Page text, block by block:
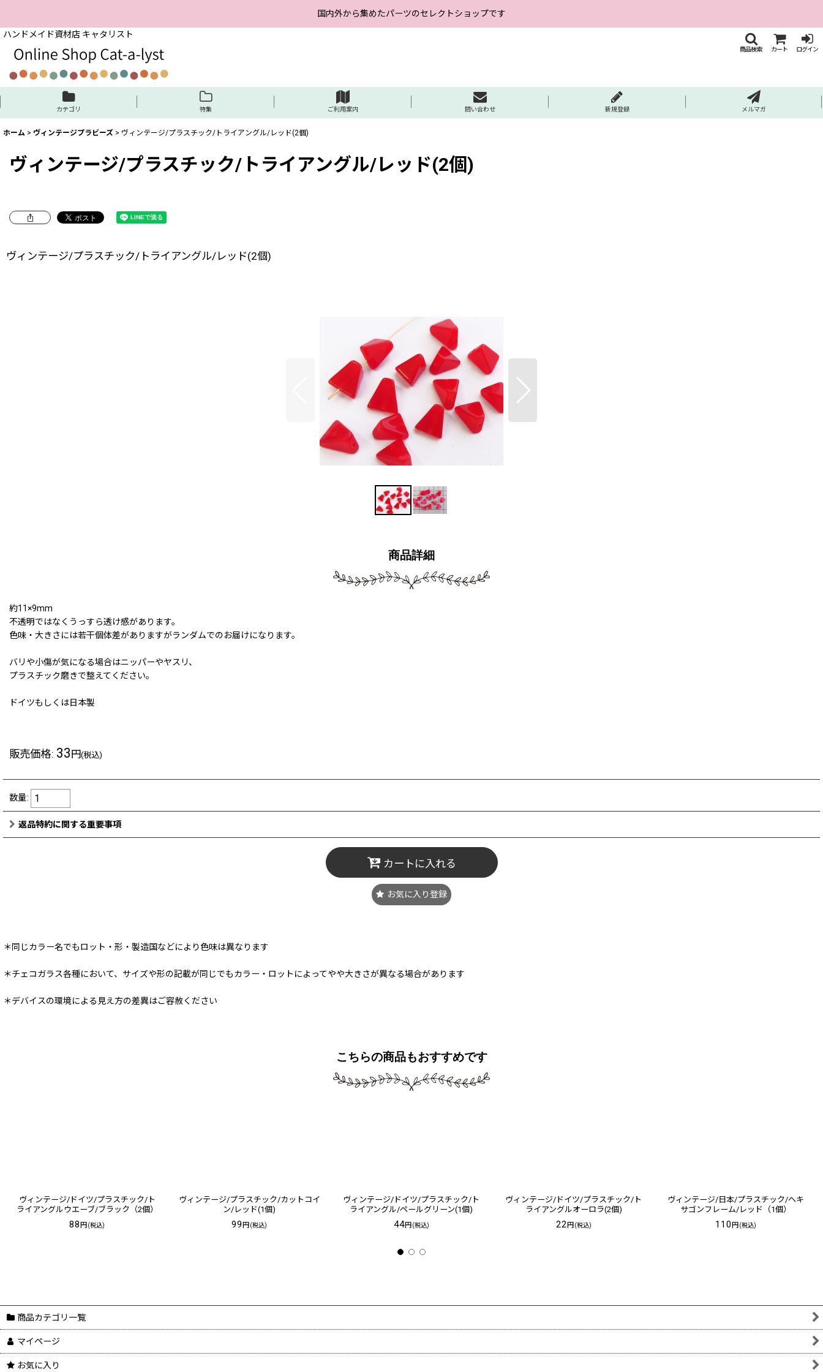
国内外から集めたパーツのセレクトショップです
ハンドメイド資材店 キャタリスト
商品検索 カート ログイン
カテゴリ 特集 ご利用案内 問い合わせ 新規登録 メルマガ
ホーム > ヴィンテージプラビーズ > ヴィンテージ/プラスチック/トライアングル/レッド(2個)
ヴィンテージ/プラスチック/トライアングル/レッド(2個)
ヴィンテージ/プラスチック/トライアングル/レッド(2個)
商品詳細
約11×9mm
不透明ではなくうっすら透け感があります。
色味・大きさには若干個体差がありますがランダムでのお届けになります。
バリや小傷が気になる場合はニッパーやヤスリ、
プラスチック磨きで整えてください。
ドイツもしくは日本製
販売価格: 33 円(税込)
数量:
返品特約に関する重要事項
カートに入れる
お気に入り登録
＊同じカラー名でもロット・形・製造国などにより色味は異なります
＊チェコガラス各種において、サイズや形の記載が同じでもカラー・ロットによってやや大きさが異なる場合があります
＊デバイスの環境による見え方の差異はご容赦ください
こちらの商品もおすすめです
ヴィンテージ/ドイツ/プラスチック/ト
ライアングルウエーブ/ブラック（2個）
88円 (税込)
ヴィンテージ/プラスチック/カットコイ
ン/レッド(1個)
99円 (税込)
ヴィンテージ/ドイツ/プラスチック/ト
ライアングル/ペールグリーン(1個)
44円 (税込)
ヴィンテージ/ドイツ/プラスチック/ト
ライアングルオーロラ(2個)
22 円 (税込)
ヴィンテージ/日本/プラスチック/ヘキ
サゴンフレーム/レッド（1個）
110円 (税込)
商品カテゴリ一覧
マイページ
お気に入り